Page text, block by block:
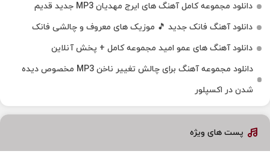
دانلود مجموعه کامل آهنگ های ایرج مهدیان MP3 جدید قدیم
دانلود آهنگ فانک جدید 🎵 موزیک‌ های معروف و چالشی فانک
دانلود آهنگ های عمو امید مجموعه کامل + پخش آنلاین
دانلود مجموعه آهنگ برای چالش تغییر ناخن MP3 مخصوص دیده
شدن در اکسپلور
پست های ویژه